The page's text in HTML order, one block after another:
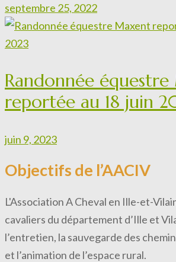
septembre 25, 2022
Randonnée
reportée au 18 juin
juin 9, 2023
Objectifs de l’AACIV
L'Association A Cheval en Ille-et-
cavaliers du département d’Ille et
l’entretien, la sauvegarde des
et l’animation de l’espace rural.